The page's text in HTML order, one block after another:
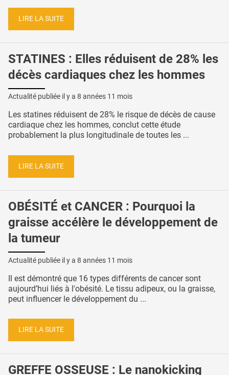
LIRE LA SUITE
STATINES : Elles réduisent de 28% les
décès cardiaques chez les hommes
Actualité publiée il y a 8 années 11 mois
Les statines réduisent de 28% le risque de décès de cause
cardiaque chez les hommes, conclut cette étude
probablement la plus longitudinale de toutes les ...
LIRE LA SUITE
OBÉSITÉ et CANCER : Pourquoi la
graisse accélère le développement de
la tumeur
Actualité publiée il y a 8 années 11 mois
Il est démontré que 16 types différents de cancer sont
aujourd’hui liés à l'obésité. Le tissu adipeux, ou la graisse,
peut influencer le développement du ...
LIRE LA SUITE
GREFFE OSSEUSE : Le nanokicking